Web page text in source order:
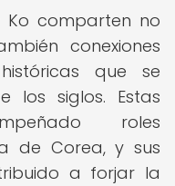
Ko comparten no
conexiones
que se
los siglos. Estas
roles
de Corea, y sus
a forjar la